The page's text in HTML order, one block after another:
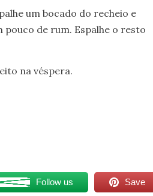
um bocado do recheio e
de rum. Espalhe o resto
na véspera.
Follow us Save